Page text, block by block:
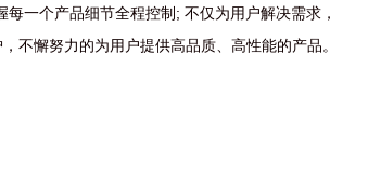
一个产品细节全程控制; 不仅为用户解决需求，
不懈努力的为用户提供高品质、高性能的产品。